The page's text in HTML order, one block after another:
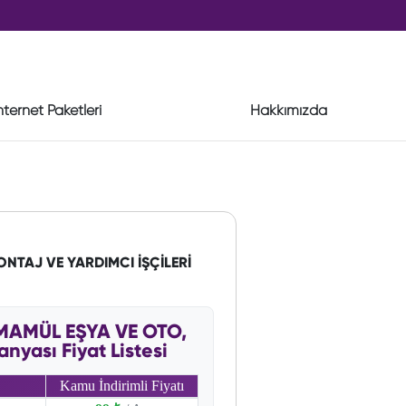
Paketleri Hakkımızda
VE YARDIMCI İŞÇİLERİ
EŞYA VE OTO,
Fiyat Listesi
Kamu İndirimli Fiyatı